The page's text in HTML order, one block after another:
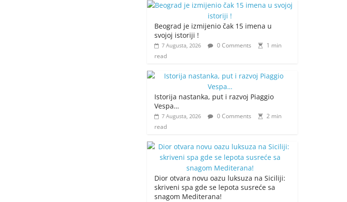
Beograd je izmijenio čak 15 imena u
svojoj istoriji !
7 Augusta, 2026 0 Comments
1 min
read
Istorija nastanka, put i razvoj Piaggio
Vespa…
7 Augusta, 2026 0 Comments
2 min
read
Dior otvara novu oazu luksuza na Siciliji:
skriveni spa gde se lepota susreće sa
snagom Mediterana!